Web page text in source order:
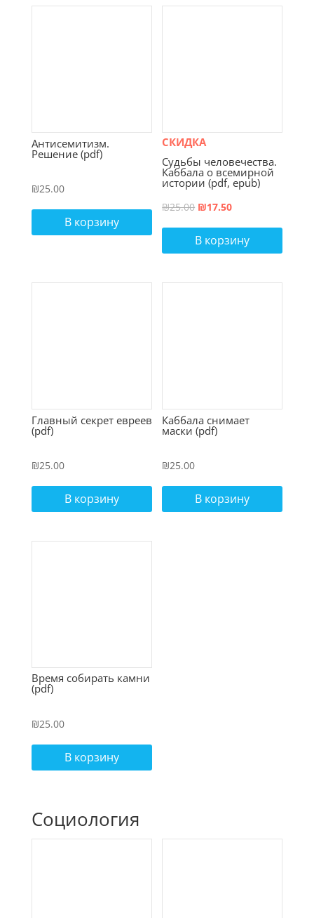
Антисемитизм.
Решение (pdf)
₪25.00
В корзину
СКИДКА
Судьбы человечества.
Каббала о всемирной
истории (pdf, epub)
₪25.00 Первоначальная
цена
составляла
₪17.50Текущая
цена:
₪17.50.
В корзину
Главный секрет евреев
(pdf)
₪25.00
В корзину
Каббала снимает
маски (pdf)
₪25.00
В корзину
Время собирать камни
(pdf)
₪25.00
В корзину
Социология